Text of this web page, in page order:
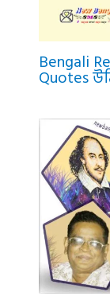
Bengali
Quotes